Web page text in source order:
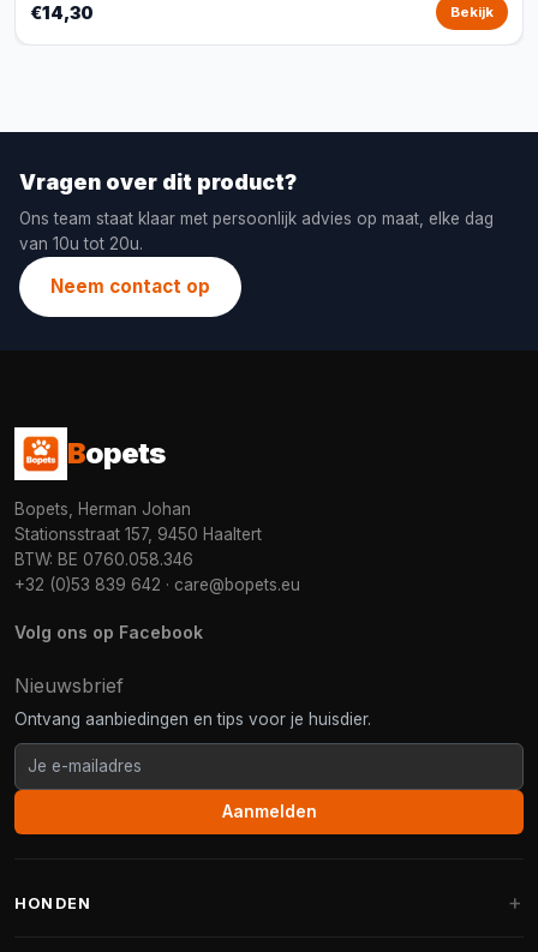
€14,30 Bekijk
Vragen over dit product?
Ons team staat klaar met persoonlijk advies op maat, elke dag
van 10u tot 20u.
Neem contact op
Bopets
Bopets, Herman Johan
Stationsstraat 157, 9450 Haaltert
BTW: BE 0760.058.346
+32 (0)53 839 642 · care@bopets.eu
Volg ons op Facebook
Nieuwsbrief
Ontvang aanbiedingen en tips voor je huisdier.
Aanmelden
HONDEN